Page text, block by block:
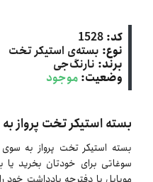
کد: 1528
نوع: بسته‌ی استیکر تخت
برند: نارنگ‌جی
وضعیت: موجود
بسته استیکر تخت پرواز
بسته استیکر تخت پرواز به سوی
سوغاتی برای خودتان بخرید
موبایل یا دفترچه یادداشت خود